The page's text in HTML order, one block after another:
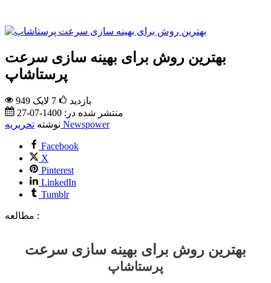
بهترین روش برای بهینه سازی سرعت
پرستاشاپ
949 بازدید 7 لایک
منتشر شده در: 1400-07-27
نوشته تحریریه Newspower
Facebook
X
Pinterest
LinkedIn
Tumblr
مطالعه :
بهترین روش برای بهینه سازی سرعت
پرستاشاپ